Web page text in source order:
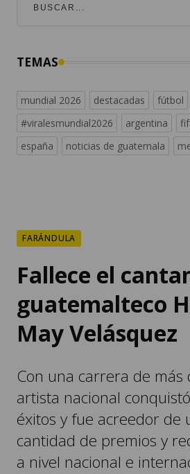
TEMAS
mundial 2026 destacadas fútbol
#viralesmundial2026
argentina
españa
noticias de guatemala
FARÁNDULA
Fallece el
guatemalteco
May Velásquez
Con una carrera de más
artista nacional
éxitos y fue acreedor de
cantidad de premios y
a nivel nacional e